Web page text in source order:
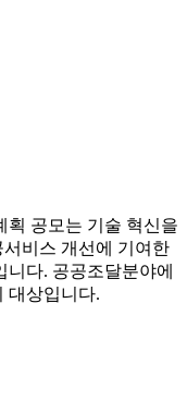
획 공모는 기술 혁신을
비스 개선에 기여한
다. 공공조달분야에
대상입니다.